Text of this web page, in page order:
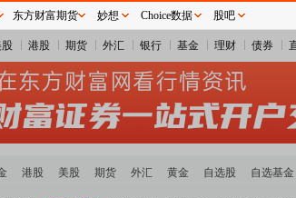
港股 期货 外汇 银行 基金 理财 债券
港股 美股 期货 外汇 黄金 自选股 自选基金
东方财富期货 妙想 Choice数据 股吧